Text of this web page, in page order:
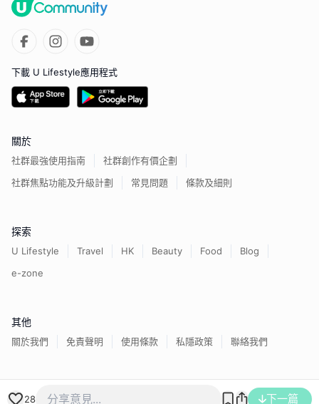
28 下一篇
下載 U Lifestyle應用程式
關於
社群最強使用指南
社群創作有價企劃
社群焦點功能及升級計劃
常見問題 條款及細則
探索
U Lifestyle Travel HK Beauty Food
Blog
e-zone
其他
關於我們 免責聲明 使用條款 私隱政策 聯絡我們
香港經濟日報版權所有©